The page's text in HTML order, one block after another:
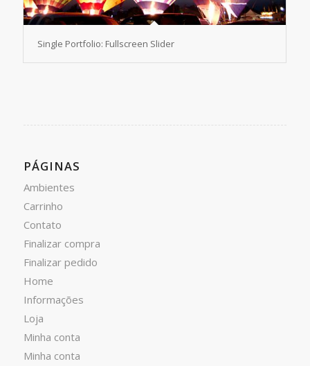
Single Portfolio: Fullscreen Slider
PÁGINAS
Ambientes
Carrinho
Contato
Finalizar compra
Finalizar pedido
Home
Informações
Loja
Minha conta
Minha conta